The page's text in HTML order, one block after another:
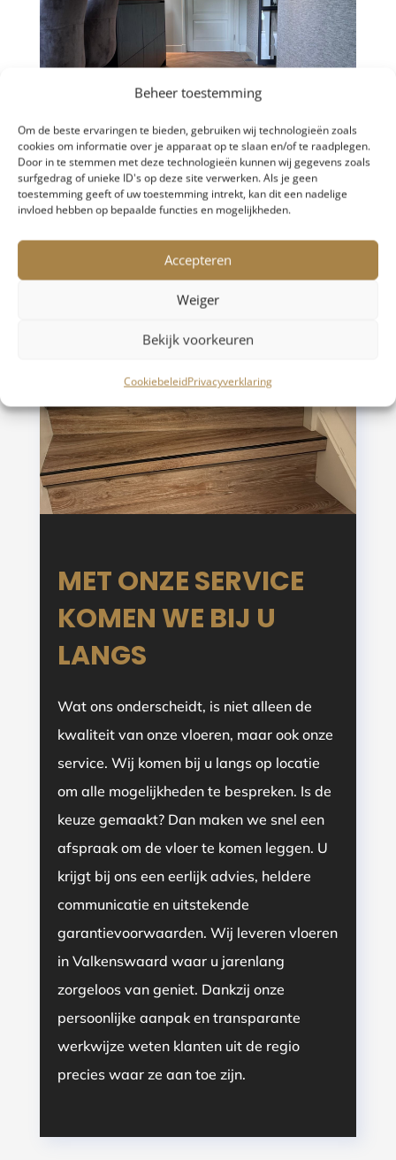
Beheer toestemming
Om de beste ervaringen te bieden, gebruiken wij technologieën zoals
cookies om informatie over je apparaat op te slaan en/of te raadplegen.
Door in te stemmen met deze technologieën kunnen wij gegevens zoals
surfgedrag of unieke ID's op deze site verwerken. Als je geen
toestemming geeft of uw toestemming intrekt, kan dit een nadelige
invloed hebben op bepaalde functies en mogelijkheden.
Accepteren
Weiger
Bekijk voorkeuren
CookiebeleidPrivacyverklaring
MET ONZE SERVICE
KOMEN WE BIJ U
LANGS
Wat ons onderscheidt, is niet alleen de
kwaliteit van onze vloeren, maar ook onze
service. Wij komen bij u langs op locatie
om alle mogelijkheden te bespreken. Is de
keuze gemaakt? Dan maken we snel een
afspraak om de vloer te komen leggen. U
krijgt bij ons een eerlijk advies, heldere
communicatie en uitstekende
garantievoorwaarden. Wij leveren vloeren
in Valkenswaard waar u jarenlang
zorgeloos van geniet. Dankzij onze
persoonlijke aanpak en transparante
werkwijze weten klanten uit de regio
precies waar ze aan toe zijn.